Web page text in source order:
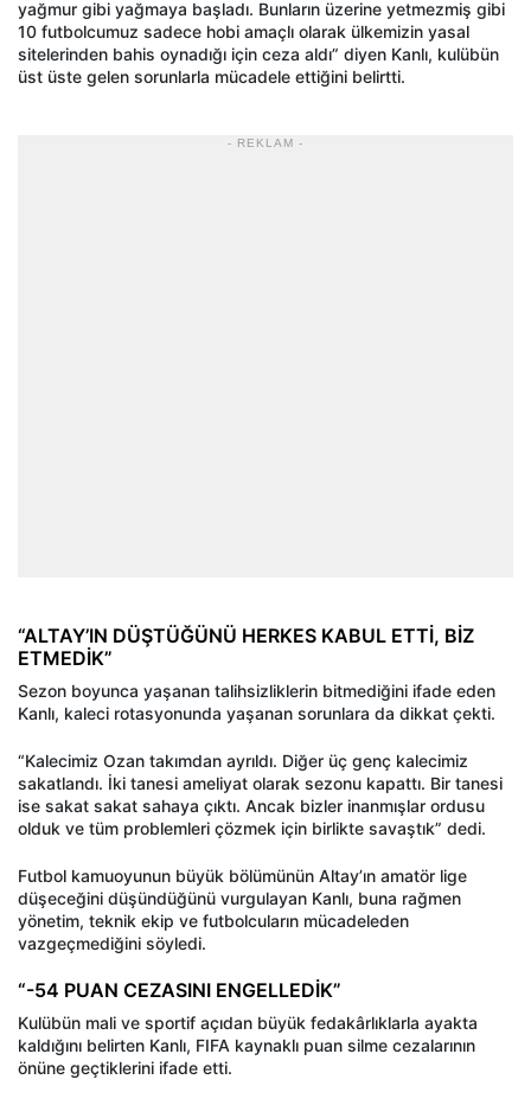
yağmur gibi yağmaya başladı. Bunların üzerine yetmezmiş gibi
10 futbolcumuz sadece hobi amaçlı olarak ülkemizin yasal
sitelerinden bahis oynadığı için ceza aldı” diyen Kanlı, kulübün
üst üste gelen sorunlarla mücadele ettiğini belirtti.
- REKLAM -
“ALTAY’IN DÜŞTÜĞÜNÜ HERKES KABUL ETTİ, BİZ
ETMEDİK”
Sezon boyunca yaşanan talihsizliklerin bitmediğini ifade eden
Kanlı, kaleci rotasyonunda yaşanan sorunlara da dikkat çekti.
“Kalecimiz Ozan takımdan ayrıldı. Diğer üç genç kalecimiz
sakatlandı. İki tanesi ameliyat olarak sezonu kapattı. Bir tanesi
ise sakat sakat sahaya çıktı. Ancak bizler inanmışlar ordusu
olduk ve tüm problemleri çözmek için birlikte savaştık” dedi.
Futbol kamuoyunun büyük bölümünün Altay’ın amatör lige
düşeceğini düşündüğünü vurgulayan Kanlı, buna rağmen
yönetim, teknik ekip ve futbolcuların mücadeleden
vazgeçmediğini söyledi.
“-54 PUAN CEZASINI ENGELLEDİK”
Kulübün mali ve sportif açıdan büyük fedakârlıklarla ayakta
kaldığını belirten Kanlı, FIFA kaynaklı puan silme cezalarının
önüne geçtiklerini ifade etti.